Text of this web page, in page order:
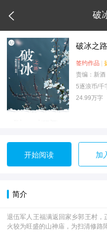
 破
破冰之路
签约作品 |
责编：新酒
5逐浪币/千
24.99万字
开始阅读 加
简介
退伍军人王福满返回家乡郭王村
火较为旺盛的山神庙，为扫清修路